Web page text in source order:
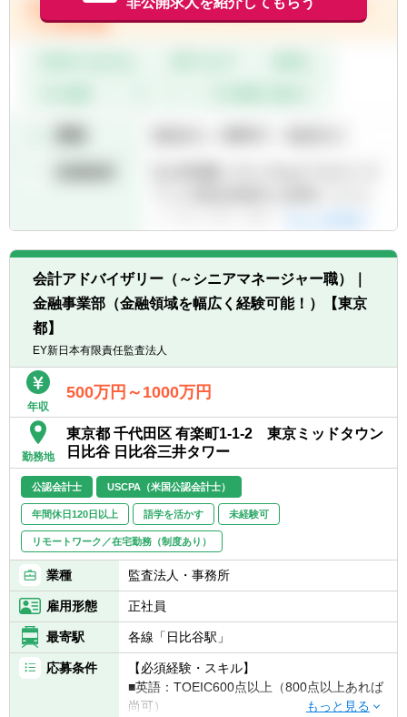
ますます重要になっています。
・伝統的に財務部門の裁量や権限があり、
CFOとの距離も近く、グローバルな経営に最
も近いところで、数値発信や英語も交えた議
論を通じて貢献していきます。
ャリアパスであり、3～5年を目安に業務や部
げていただきます。
分野で活躍していただき、その後は例えば財
務、税務、M&Aサポートなど別の領域を経験
するキャリアパスもあれば、日立の会計にこ
の人あり！といわれるようなスペシャリスト
をめざすことも可能です。育成プログラムや
職場支援は充実しています。
【働く環境】
①財務統括本部における会計業務は、経理部
(決算・法定開示等の財務会計を担当)と財務
戦略部(予算管理等、日立グループ業績を取り
纏める管理会計担当)の大きく二つがありま
す。
経理部は個別決算、連結決算合わせて30名
程度、財務戦略部は20名弱程度で構成されて
スを活用した統制環境構築、統合的データガ
ドバイザリーの専門家の観点から財務諸表監
査に従事することもあります。
会計アドバイザリー（～シニアマネージャー職）｜
金融事業部（金融領域を幅広く経験可能！）【東京
都】
EY新日本有限責任監査法人
年収
500万円～1000万円
勤務地
東京都 千代田区 有楽町1-1-2 東京ミッドタウン
日比谷 日比谷三井タワー
公認会計士 USCPA（米国公認会計士）
年間休日120日以上 語学を活かす 未経験可
リモートワーク／在宅勤務（制度あり）
業種 監査法人・事務所
雇用形態 正社員
最寄駅 各線「日比谷駅」
応募条件
【必須経験・スキル】
■英語：TOEIC600点以上（800点以上あれば
尚可）